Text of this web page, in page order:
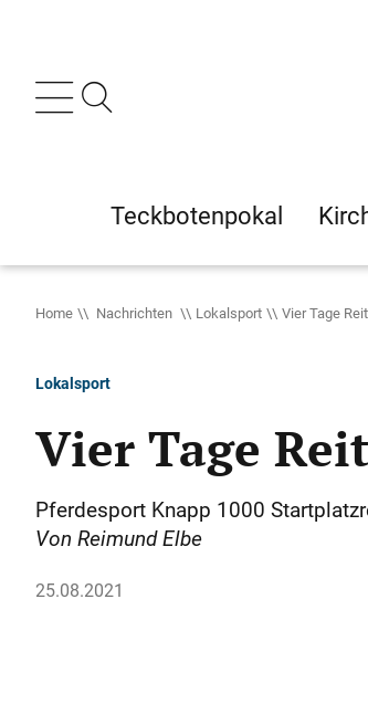
Teckbotenpokal
Home Nachrichten Lokalsport Vier Tage
Lokalsport
Vier Tage
Pferdesport Knapp 1000
Von Reimund Elbe
25.08.2021